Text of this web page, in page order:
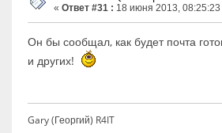
« Ответ #31 : 18 июня 2013, 08:25:23
Он бы сообщал, как будет почта
и других!
Gary (Георгий) R4IT